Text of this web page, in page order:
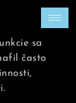
sa
často